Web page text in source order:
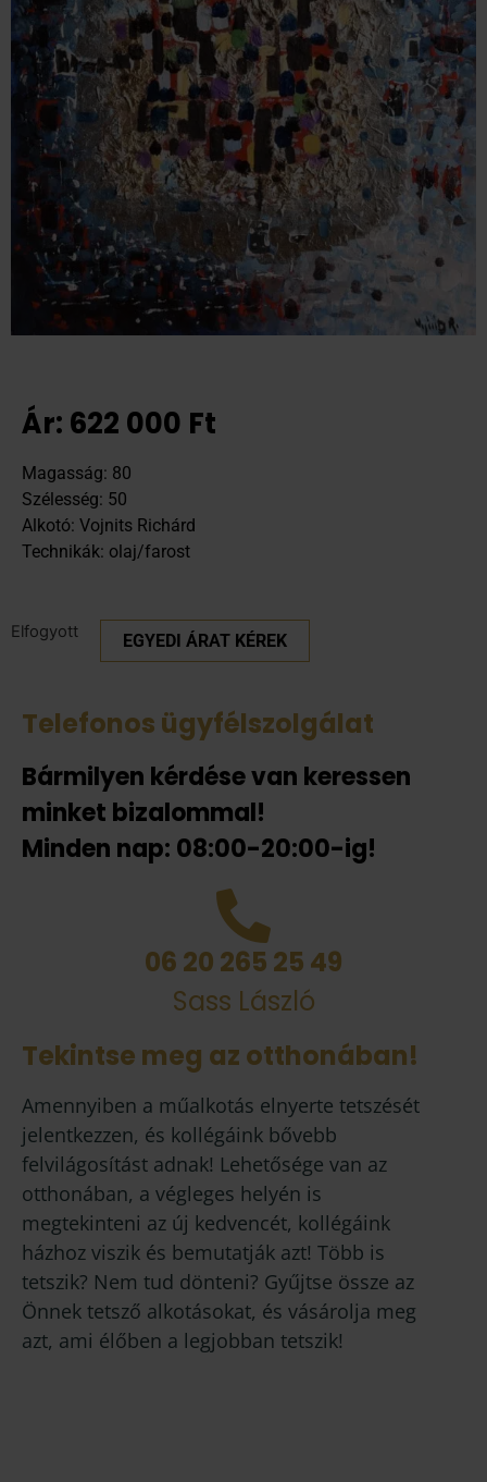
Ár: 622 000 Ft
Magasság: 80
Szélesség: 50
Alkotó: Vojnits Richárd
Technikák: olaj/farost
Elfogyott EGYEDI ÁRAT KÉREK
Telefonos ügyfélszolgálat
Bármilyen kérdése van keressen
minket bizalommal!
Minden nap: 08:00-20:00-ig!
06 20 265 25 49
Sass László
Tekintse meg az otthonában!
Amennyiben a műalkotás elnyerte tetszését
jelentkezzen, és kollégáink bővebb
felvilágosítást adnak! Lehetősége van az
otthonában, a végleges helyén is
megtekinteni az új kedvencét, kollégáink
házhoz viszik és bemutatják azt! Több is
tetszik? Nem tud dönteni? Gyűjtse össze az
Önnek tetsző alkotásokat, és vásárolja meg
azt, ami élőben a legjobban tetszik!